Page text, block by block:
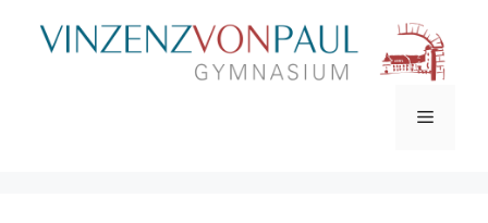
Inhalt
Menü